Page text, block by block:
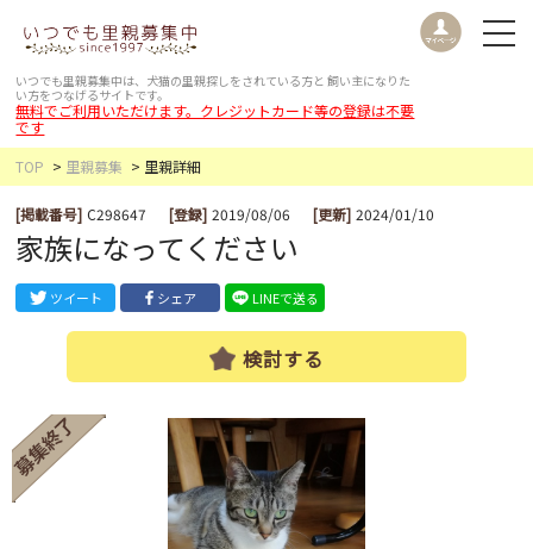
いつでも里親募集中は、犬猫の里親探しをされている方と 飼い主になりた
い方をつなげるサイトです。
無料でご利用いただけます。クレジットカード等の登録は不要
です
TOP
里親募集 里親詳細
[掲載番号] C298647 [登録] 2019/08/06 [更新] 2024/01/10
家族になってください
ツイート シェア LINEで送る
検討する